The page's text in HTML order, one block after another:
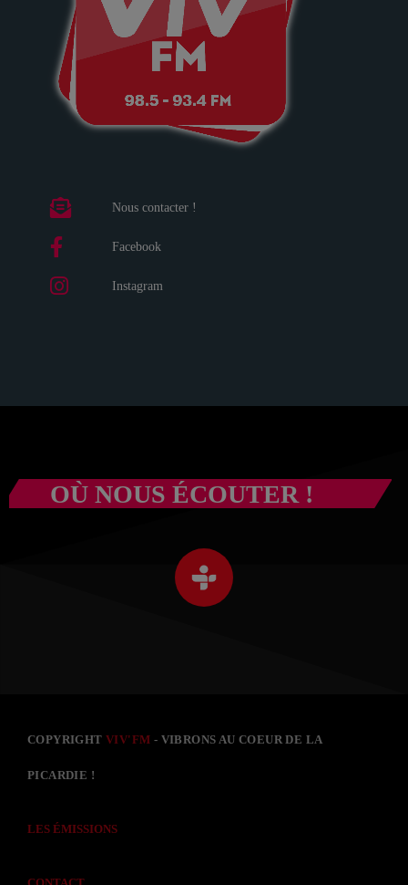
Nous contacter !
Facebook
Instagram
OÙ NOUS ÉCOUTER !
COPYRIGHTVIV'FM - VIBRONS AU COEUR DE LA
PICARDIE !
LES ÉMISSIONS